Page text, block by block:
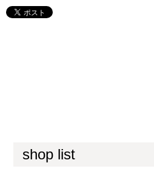
shop list